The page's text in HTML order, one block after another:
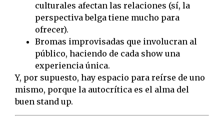
culturales afectan las relaciones (sí, la
perspectiva belga tiene mucho para
ofrecer).
Bromas improvisadas que involucran al
público, haciendo de cada show una
experiencia única.
Y, por supuesto, hay espacio para reírse de uno
mismo, porque la autocrítica es el alma del
buen stand up.